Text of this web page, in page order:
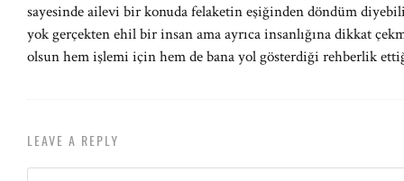
sayesinde ailevi bir konuda felaketin eşiğinden döndüm
yok gerçekten ehil bir insan ama ayrıca insanlığına dikkat
olsun hem işlemi için hem de bana yol gösterdiği rehberlik
LEAVE A REPLY